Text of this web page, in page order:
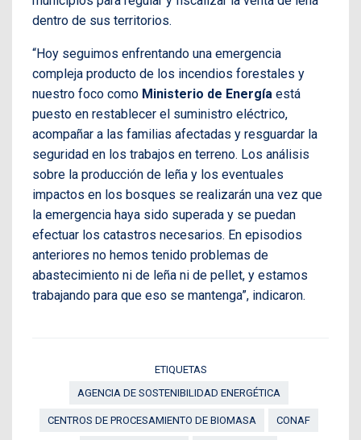
dentro de sus territorios.
“Hoy seguimos enfrentando una emergencia
compleja producto de los incendios forestales y
nuestro foco como Ministerio de Energía está
puesto en restablecer el suministro eléctrico,
acompañar a las familias afectadas y resguardar la
seguridad en los trabajos en terreno. Los análisis
sobre la producción de leña y los eventuales
impactos en los bosques se realizarán una vez que
la emergencia haya sido superada y se puedan
efectuar los catastros necesarios. En episodios
anteriores no hemos tenido problemas de
abastecimiento ni de leña ni de pellet, y estamos
trabajando para que eso se mantenga”, indicaron.
ETIQUETAS
AGENCIA DE SOSTENIBILIDAD ENERGÉTICA
CENTROS DE PROCESAMIENTO DE BIOMASA CONAF